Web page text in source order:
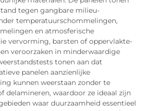
tegen gangbare milieu-
temperatuurschommelingen,
en atmosferische
vervorming, barsten of oppervlakte-
veroorzaken in minderwaardige
tonen aan dat
panelen aanzienlijke
kunnen weerstaan zonder te
delamineren, waardoor ze ideaal zijn
waar duurzaamheid essentieel